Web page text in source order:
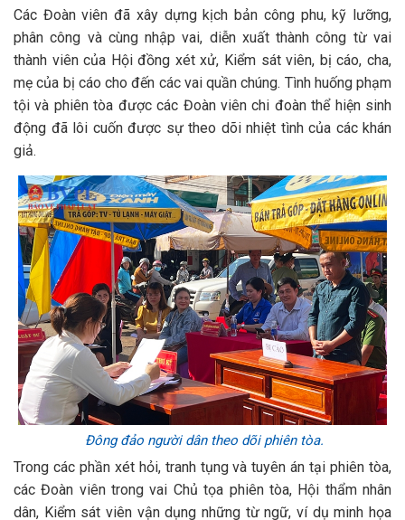
Các Đoàn viên đã xây dựng kịch bản công phu, kỹ lưỡng,
phân công và cùng nhập vai, diễn xuất thành công từ vai
thành viên của Hội đồng xét xử, Kiểm sát viên, bị cáo, cha,
mẹ của bị cáo cho đến các vai quần chúng. Tình huống phạm
tội và phiên tòa được các Đoàn viên chi đoàn thể hiện sinh
động đã lôi cuốn được sự theo dõi nhiệt tình của các khán
giả.
Đông đảo người dân theo dõi phiên tòa.
Trong các phần xét hỏi, tranh tụng và tuyên án tại phiên tòa,
các Đoàn viên trong vai Chủ tọa phiên tòa, Hội thẩm nhân
dân, Kiểm sát viên vận dụng những từ ngữ, ví dụ minh họa